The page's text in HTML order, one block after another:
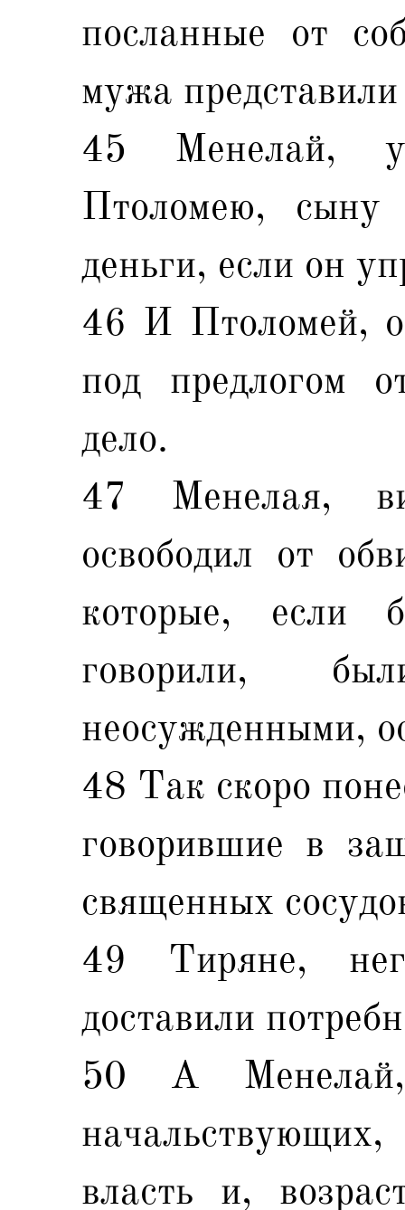
посланные от
мужа
45 Менелай,
Птоломею, сыну
деньги, если он
46 И Птоломей,
под предлогом
дело.
47 Менелая,
освободил от
которые,
говорили,
неосужденными,
48 Так скоро
говорившие в
священных
49 Тиряне,
доставили
50 А Менелай,
власть и,